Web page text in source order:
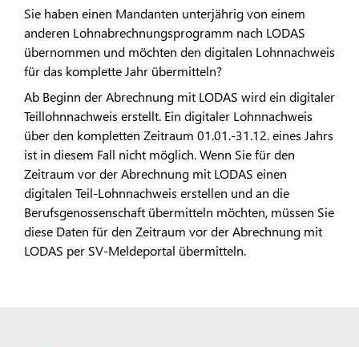
Sie haben einen Mandanten unterjährig von einem
anderen Lohnabrechnungsprogramm nach LODAS
übernommen und möchten den digitalen Lohnnachweis
für das komplette Jahr übermitteln?
Ab Beginn der Abrechnung mit LODAS wird ein digitaler
Teillohnnachweis erstellt. Ein digitaler Lohnnachweis
über den kompletten Zeitraum 01.01.-31.12. eines Jahrs
ist in diesem Fall nicht möglich. Wenn Sie für den
Zeitraum vor der Abrechnung mit LODAS einen
digitalen Teil-Lohnnachweis erstellen und an die
Berufsgenossenschaft übermitteln möchten, müssen Sie
diese Daten für den Zeitraum vor der Abrechnung mit
LODAS per SV-Meldeportal übermitteln.